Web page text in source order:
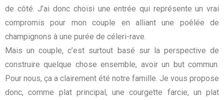
de côté. J’ai donc choisi une entrée qui représente un vrai
compromis pour mon couple en alliant une poêlée de
champignons à une purée de céleri-rave.
Mais un couple, c’est surtout basé sur la perspective de
construire quelque chose ensemble, avoir un but commun.
Pour nous, ça a clairement été notre famille. Je vous propose
donc, comme plat principal, une courgette farcie, un plat